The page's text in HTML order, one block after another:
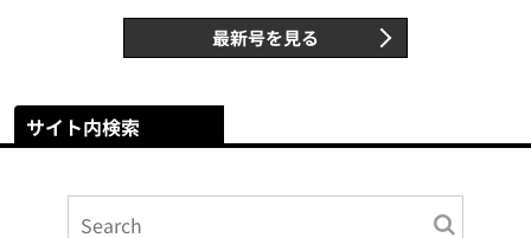
最新号を見る
サイト内検索